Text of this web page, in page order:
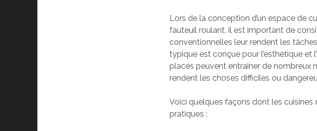
Lors de la conception d’un espace de
fauteuil roulant, il est important de
conventionnelles leur rendent les
typique est conçue pour l’esthétique et
placés peuvent entraîner de nombreux
rendent les choses difficiles ou
Voici quelques façons dont les
pratiques :